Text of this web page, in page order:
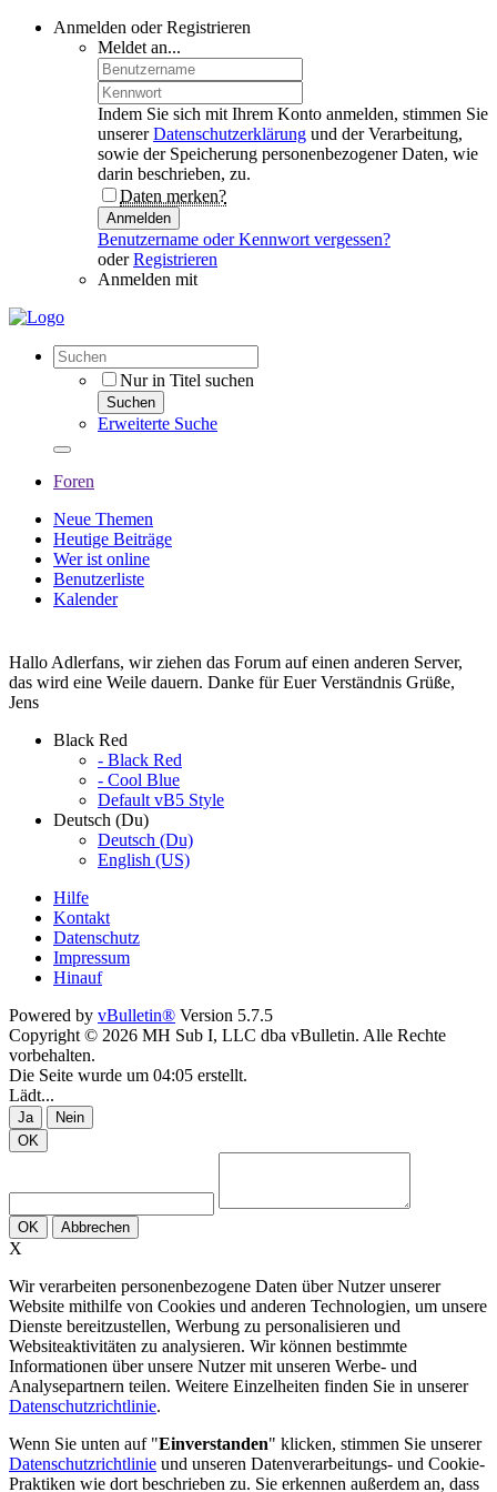
Anmelden oder Registrieren
Meldet an...
Indem Sie sich mit Ihrem Konto anmelden, stimmen Sie
unsererDatenschutzerklärung und der Verarbeitung,
sowie der Speicherung personenbezogener Daten, wie
darin beschrieben, zu.
Daten merken?
Anmelden
Benutzername oder Kennwort vergessen?
oderRegistrieren
Anmelden mit
Nur in Titel suchen
Suchen
Erweiterte Suche
Foren
Neue Themen
Heutige Beiträge
Wer ist online
Benutzerliste
Kalender
Hallo Adlerfans, wir ziehen das Forum auf einen anderen Server,
das wird eine Weile dauern. Danke für Euer Verständnis Grüße,
Jens
Black Red
- Black Red
- Cool Blue
Default vB5 Style
Deutsch (Du)
Deutsch (Du)
English (US)
Hilfe
Kontakt
Datenschutz
Impressum
Hinauf
Powered by vBulletin® Version 5.7.5
Copyright © 2026 MH Sub I, LLC dba vBulletin. Alle Rechte
vorbehalten.
Die Seite wurde um 04:05 erstellt.
Lädt...
Ja
Nein
OK
OK Abbrechen
X
Wir verarbeiten personenbezogene Daten über Nutzer unserer
Website mithilfe von Cookies und anderen Technologien, um unsere
Dienste bereitzustellen, Werbung zu personalisieren und
Websiteaktivitäten zu analysieren. Wir können bestimmte
Informationen über unsere Nutzer mit unseren Werbe- und
Analysepartnern teilen. Weitere Einzelheiten finden Sie in unserer
Datenschutzrichtlinie.
Wenn Sie unten auf "Einverstanden" klicken, stimmen Sie unserer
Datenschutzrichtlinie und unseren Datenverarbeitungs- und Cookie-
Praktiken wie dort beschrieben zu. Sie erkennen außerdem an, dass